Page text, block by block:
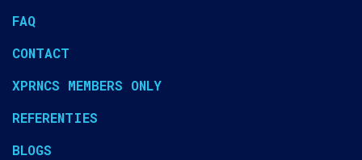
FAQ
CONTACT
XPRNCS MEMBERS ONLY
REFERENTIES
BLOGS